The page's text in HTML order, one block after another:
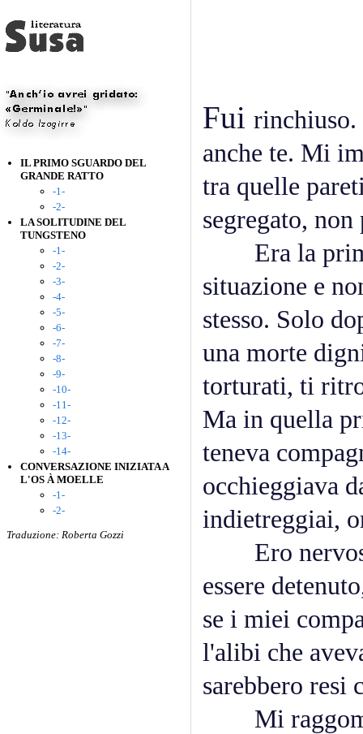
IL PRIMO SGUARDO DEL
GRANDE RATTO
-1-
-2-
LA SOLITUDINE DEL
TUNGSTENO
-1-
-2-
-3-
-4-
-5-
-6-
-7-
-8-
-9-
-10-
-11-
-12-
-13-
-14-
CONVERSAZIONE INIZIATA A
L'OS À MOELLE
-1-
-2-
Traduzione: Roberta Gozzi
Fui rinchiuso.
anche te. Mi
tra quelle
segregato,
Era la
situazione e
stesso. Solo
una morte
torturati, ti
Ma in quella
teneva
occhieggiava
indietreggiai,
Ero
essere
se i miei
l'alibi che
sarebbero resi
Mi